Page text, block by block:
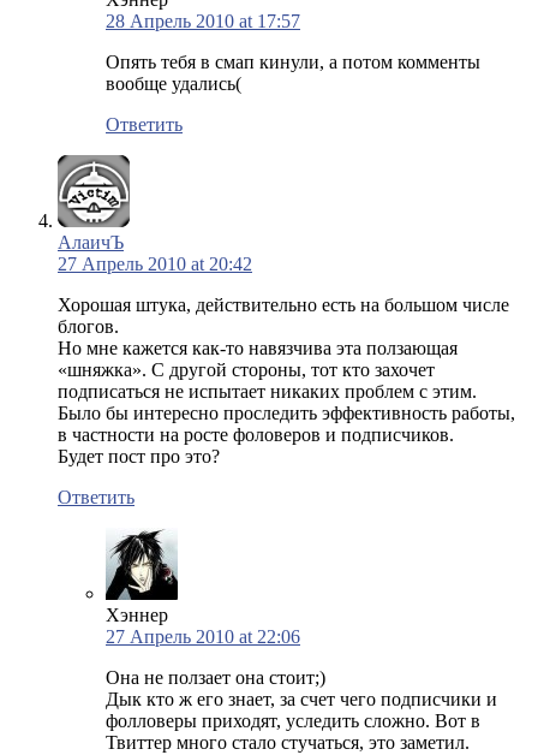
28 Апрель 2010 at 17:57
Опять тебя в смап кинули, а потом комменты
вообще удались(
Ответить
АлаичЪ
27 Апрель 2010 at 20:42
Хорошая штука, действительно есть на большом числе
блогов.
Но мне кажется как-то навязчива эта ползающая
«шняжка». С другой стороны, тот кто захочет
подписаться не испытает никаких проблем с этим.
Было бы интересно проследить эффективность работы,
в частности на росте фоловеров и подписчиков.
Будет пост про это?
Ответить
Хэннер
27 Апрель 2010 at 22:06
Она не ползает она стоит;)
Дык кто ж его знает, за счет чего подписчики и
фолловеры приходят, уследить сложно. Вот в
Твиттер много стало стучаться, это заметил.